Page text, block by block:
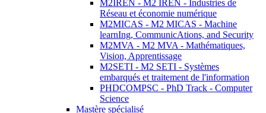
M2IREN - M2 IREN - Industries de
Réseau et économie numérique
M2MICAS - M2 MICAS - Machine
learnIng, CommunicAtions, and Security
M2MVA - M2 MVA - Mathématiques,
Vision, Apprentissage
M2SETI - M2 SETI - Systèmes
embarqués et traitement de l'information
PHDCOMPSC - PhD Track - Computer
Science
Mastère spécialisé